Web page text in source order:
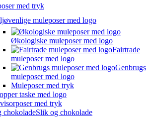
med tryk
muleposer med logo
Økologiske muleposer med logo
Fairtrade
muleposer med logo
Genbrugs
muleposer med logo
Muleposer med tryk
taske med logo
med tryk
Slik og chokolade